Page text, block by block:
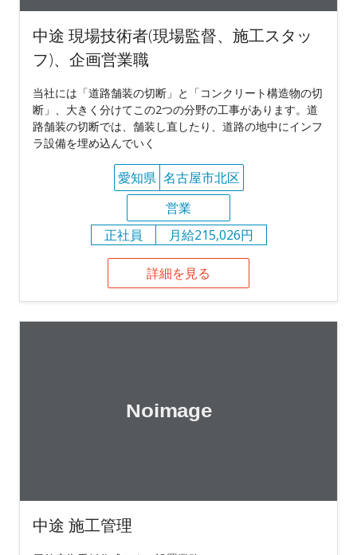
中途 現場技術者(現場監督、施工スタッ
フ)、企画営業職
当社には「道路舗装の切断」と「コンクリート構造物の切
断」、大きく分けてこの2つの分野の工事があります。道
路舗装の切断では、舗装し直したり、道路の地中にインフ
ラ設備を埋め込んでいく
愛知県 名古屋市北区
営業
正社員
月給215,026円
詳細を見る
中途 施工管理